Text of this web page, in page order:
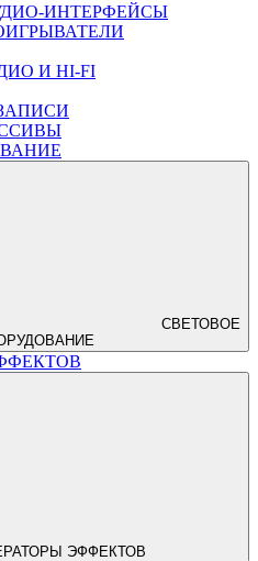
ИНТЕРФЕЙСЫ
И HI-FI
СВЕТОВОЕ
ЭФФЕКТОВ